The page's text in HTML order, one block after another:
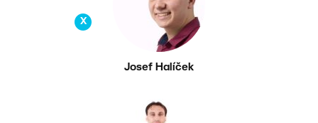
X
Josef Halíček